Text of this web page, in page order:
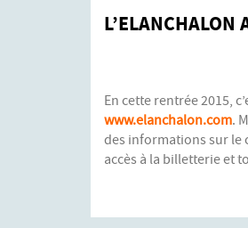
L’ELANCHALON
En cette rentrée 2015,
www.elanchalon.com.
des informations sur le
accès à la billetterie et